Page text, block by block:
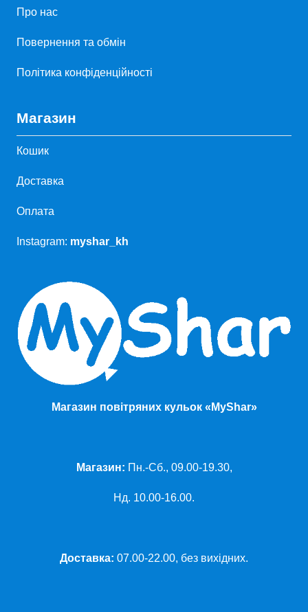
Про нас
Повернення та обмін
Політика конфіденційності
Магазин
Кошик
Доставка
Оплата
Instagram: myshar_kh
Магазин повітряних кульок «MyShar»
Магазин: Пн.-Сб., 09.00-19.30,
Нд. 10.00-16.00.
Доставка: 07.00-22.00, без вихідних.